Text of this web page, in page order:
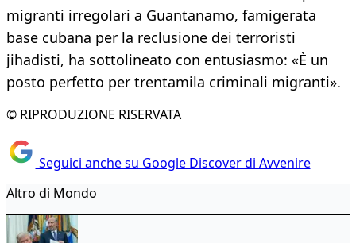
migranti irregolari a Guantanamo, famigerata
base cubana per la reclusione dei terroristi
jihadisti, ha sottolineato con entusiasmo: «È un
posto perfetto per trentamila criminali migranti».
© RIPRODUZIONE RISERVATA
Seguici anche su Google Discover di Avvenire
Altro di Mondo